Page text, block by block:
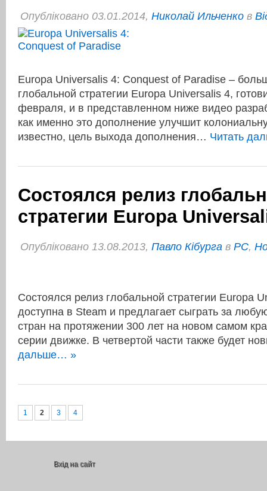
Опубліковано 03.01.2014, Николай Ильченко в
Europa Universalis 4: Conquest of Paradise –
глобальной стратегии Europa Universalis 4,
февраля, и в представленном ниже видео
как именно это дополнение улучшит
известно, цель выхода дополнения… Читать
Состоялся релиз
стратегии Europa
Опубліковано 13.08.2013, Павло Кібурга в PC,
Состоялся релиз глобальной стратегии Europa
доступна в Steam и предлагает сыграть за
стран на протяжении 300 лет на новом самом
серии движке. В четвертой части также будет
дальше… »
1 2 3 4
Вхід на сайт